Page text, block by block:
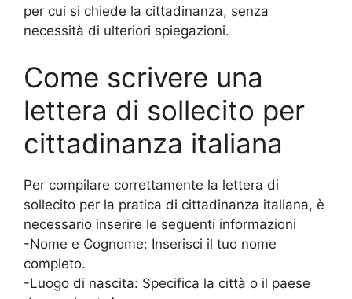
per cui si chiede la cittadinanza, senza
necessità di ulteriori spiegazioni.
Come scrivere una
lettera di sollecito per
cittadinanza italiana
Per compilare correttamente la lettera di
sollecito per la pratica di cittadinanza italiana, è
necessario inserire le seguenti informazioni
-Nome e Cognome: Inserisci il tuo nome
completo.
-Luogo di nascita: Specifica la città o il paese